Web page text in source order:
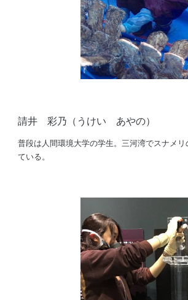
請井 彩乃 （ うけい あやの）
普段は人間環境大学の学生。三河湾でスナメリ
ている。